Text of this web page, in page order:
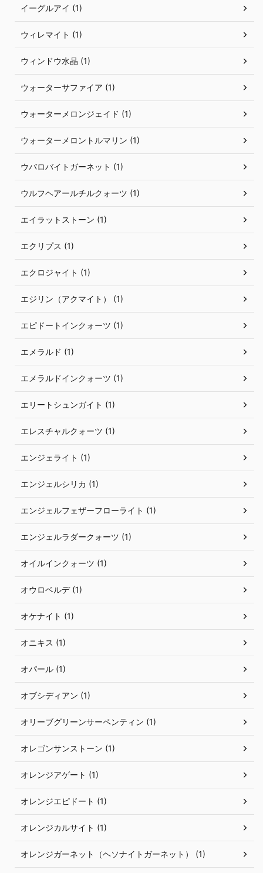
イーグルアイ (1)
ウィレマイト (1)
ウィンドウ水晶 (1)
ウォーターサファイア (1)
ウォーターメロンジェイド (1)
ウォーターメロントルマリン (1)
ウバロバイトガーネット (1)
ウルフヘアールチルクォーツ (1)
エイラットストーン (1)
エクリプス (1)
エクロジャイト (1)
エジリン（アクマイト） (1)
エピドートインクォーツ (1)
エメラルド (1)
エメラルドインクォーツ (1)
エリートシュンガイト (1)
エレスチャルクォーツ (1)
エンジェライト (1)
エンジェルシリカ (1)
エンジェルフェザーフローライト (1)
エンジェルラダークォーツ (1)
オイルインクォーツ (1)
オウロベルデ (1)
オケナイト (1)
オニキス (1)
オパール (1)
オブシディアン (1)
オリーブグリーンサーペンティン (1)
オレゴンサンストーン (1)
オレンジアゲート (1)
オレンジエピドート (1)
オレンジカルサイト (1)
オレンジガーネット（ヘソナイトガーネット） (1)